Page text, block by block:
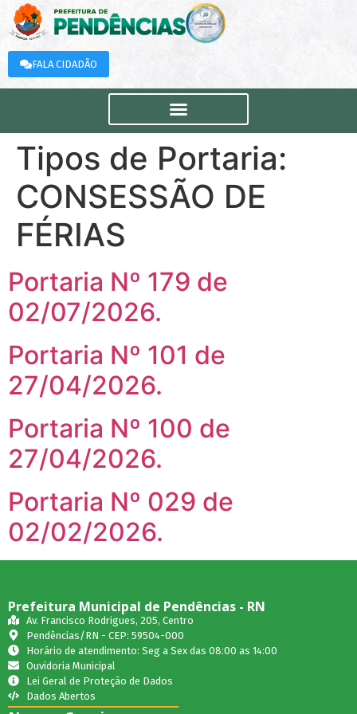
FALA CIDADÃO
Tipos de Portaria:
CONSESSÃO DE
FÉRIAS
Portaria Nº 179 de
02/07/2026.
Portaria Nº 101 de
27/04/2026.
Portaria Nº 100 de
27/04/2026.
Portaria Nº 029 de
02/02/2026.
Prefeitura Municipal de Pendências - RN
Av. Francisco Rodrigues, 205, Centro
Pendências/RN - CEP: 59504-000
Horário de atendimento: Seg a Sex das 08:00 as 14:00
Ouvidoria Municipal
Lei Geral de Proteção de Dados
Dados Abertos